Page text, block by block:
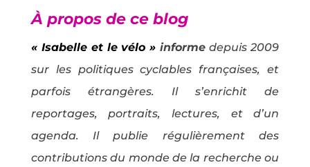
À propos de ce blog
« Isabelle et le vélo » informe depuis 2009
sur les politiques cyclables françaises, et
parfois étrangères. Il s’enrichit de
reportages, portraits, lectures, et d’un
agenda. Il publie régulièrement des
contributions du monde de la recherche ou